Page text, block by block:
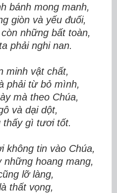
bánh mong manh,
giòn và yếu đuối,
những bất toàn,
phải nghi nan.
minh vật chất,
phải từ bỏ mình,
mà theo Chúa,
và dại dột,
thấy gì tươi tốt.
không tin vào Chúa,
những hoang mang,
lỡ làng,
thất vọng,